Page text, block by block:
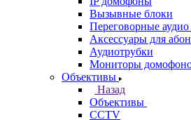
Вызывные блоки
Переговорные
Аксессуары для
Аудиотрубки
Мониторы
Объективы
Назад
Объективы
CCTV